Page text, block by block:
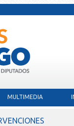
MULTIMEDIA